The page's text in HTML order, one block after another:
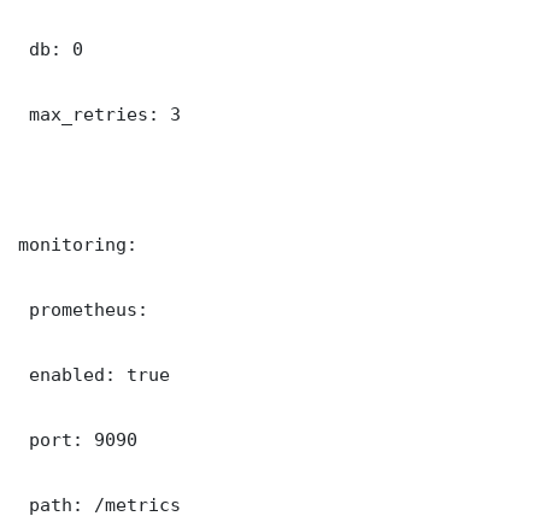
db: 0
max_retries: 3
monitoring:
prometheus:
enabled: true
port: 9090
path: /metrics